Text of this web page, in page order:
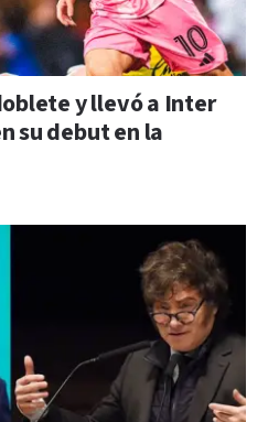
y llevó a Inter
su debut en la